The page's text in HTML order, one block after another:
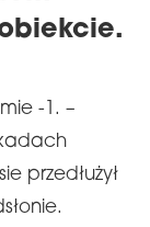
-1. –
przedłużył